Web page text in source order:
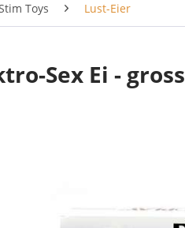
Toys Lust-Eier
Sex Ei - gross